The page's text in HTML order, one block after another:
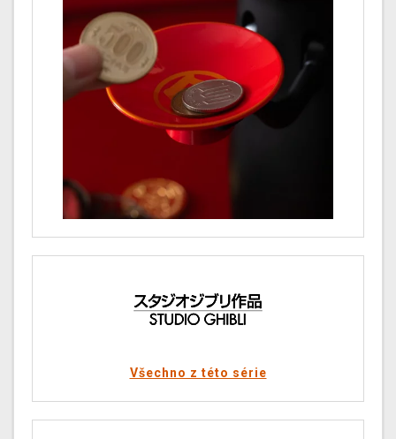
Všechno z této série